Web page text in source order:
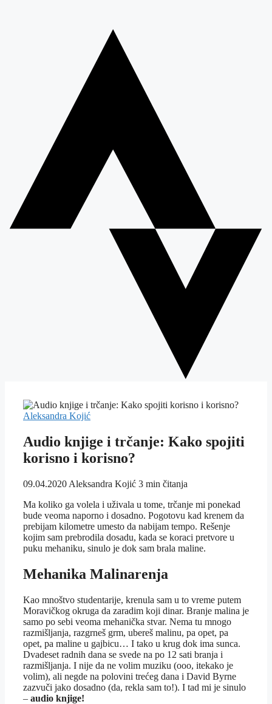
Aleksandra Kojić
Audio knjige i trčanje: Kako spojiti
korisno i korisno?
09.04.2020 Aleksandra Kojić 3 min čitanja
Ma koliko ga volela i uživala u tome, trčanje mi ponekad
bude veoma naporno i dosadno. Pogotovu kad krenem da
prebijam kilometre umesto da nabijam tempo. Rešenje
kojim sam prebrodila dosadu, kada se koraci pretvore u
puku mehaniku, sinulo je dok sam brala maline.
Mehanika Malinarenja
Kao mnoštvo studentarije, krenula sam u to vreme putem
Moravičkog okruga da zaradim koji dinar. Branje malina je
samo po sebi veoma mehanička stvar. Nema tu mnogo
razmišljanja, razgrneš grm, ubereš malinu, pa opet, pa
opet, pa maline u gajbicu… I tako u krug dok ima sunca.
Dvadeset radnih dana se svede na po 12 sati branja i
razmišljanja. I nije da ne volim muziku (ooo, itekako je
volim), ali negde na polovini trećeg dana i David Byrne
zazvuči jako dosadno (da, rekla sam to!). I tad mi je sinulo
– audio knjige!